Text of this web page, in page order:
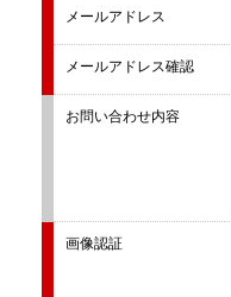
メールアドレス
メールアドレス確認
お問い合わせ内容
画像認証